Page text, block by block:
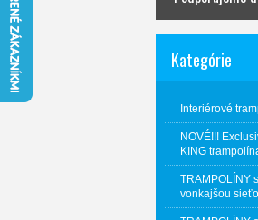
Kategórie
Interiérové
NOVÉ!!!
KING
TRAMPOLÍNY s
vonkajšou